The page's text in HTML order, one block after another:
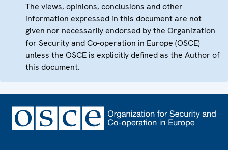
The views, opinions, conclusions and other
information expressed in this document are not
given nor necessarily endorsed by the Organization
for Security and Co-operation in Europe (OSCE)
unless the OSCE is explicitly defined as the Author of
this document.